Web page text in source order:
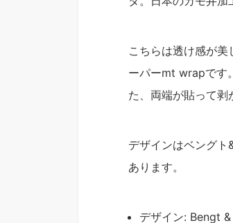
こちらは透け感が
ーパーmt wrapです
た、両端が貼って剥
デザインはベング
あります。
デザイン: Bengt